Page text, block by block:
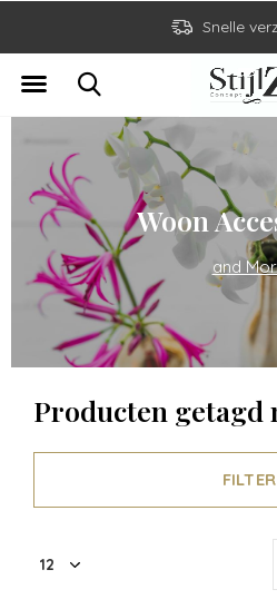
Snelle
Woon
and
Producten getagd
FILTER